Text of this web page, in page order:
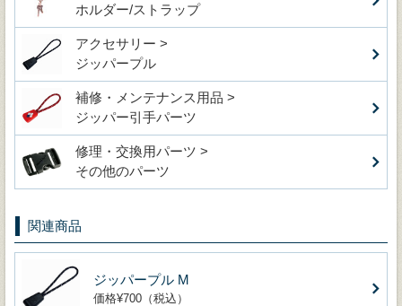
ホルダー/ストラップ
アクセサリー >
ジッパープル
補修・メンテナンス用品 >
ジッパー引手パーツ
修理・交換用パーツ >
その他のパーツ
関連商品
ジッパープル M
価格¥700（税込）